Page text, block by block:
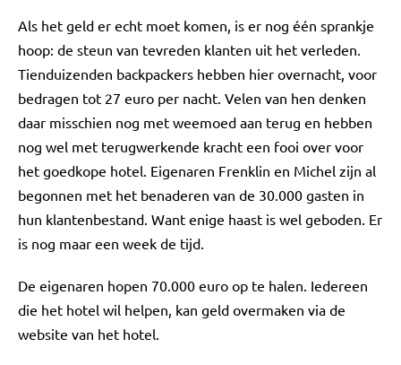
Als het geld er echt moet komen, is er nog één sprankje
hoop: de steun van tevreden klanten uit het verleden.
Tienduizenden backpackers hebben hier overnacht, voor
bedragen tot 27 euro per nacht. Velen van hen denken
daar misschien nog met weemoed aan terug en hebben
nog wel met terugwerkende kracht een fooi over voor
het goedkope hotel. Eigenaren Frenklin en Michel zijn al
begonnen met het benaderen van de 30.000 gasten in
hun klantenbestand. Want enige haast is wel geboden. Er
is nog maar een week de tijd.
De eigenaren hopen 70.000 euro op te halen. Iedereen
die het hotel wil helpen, kan geld overmaken via de
website van het hotel.